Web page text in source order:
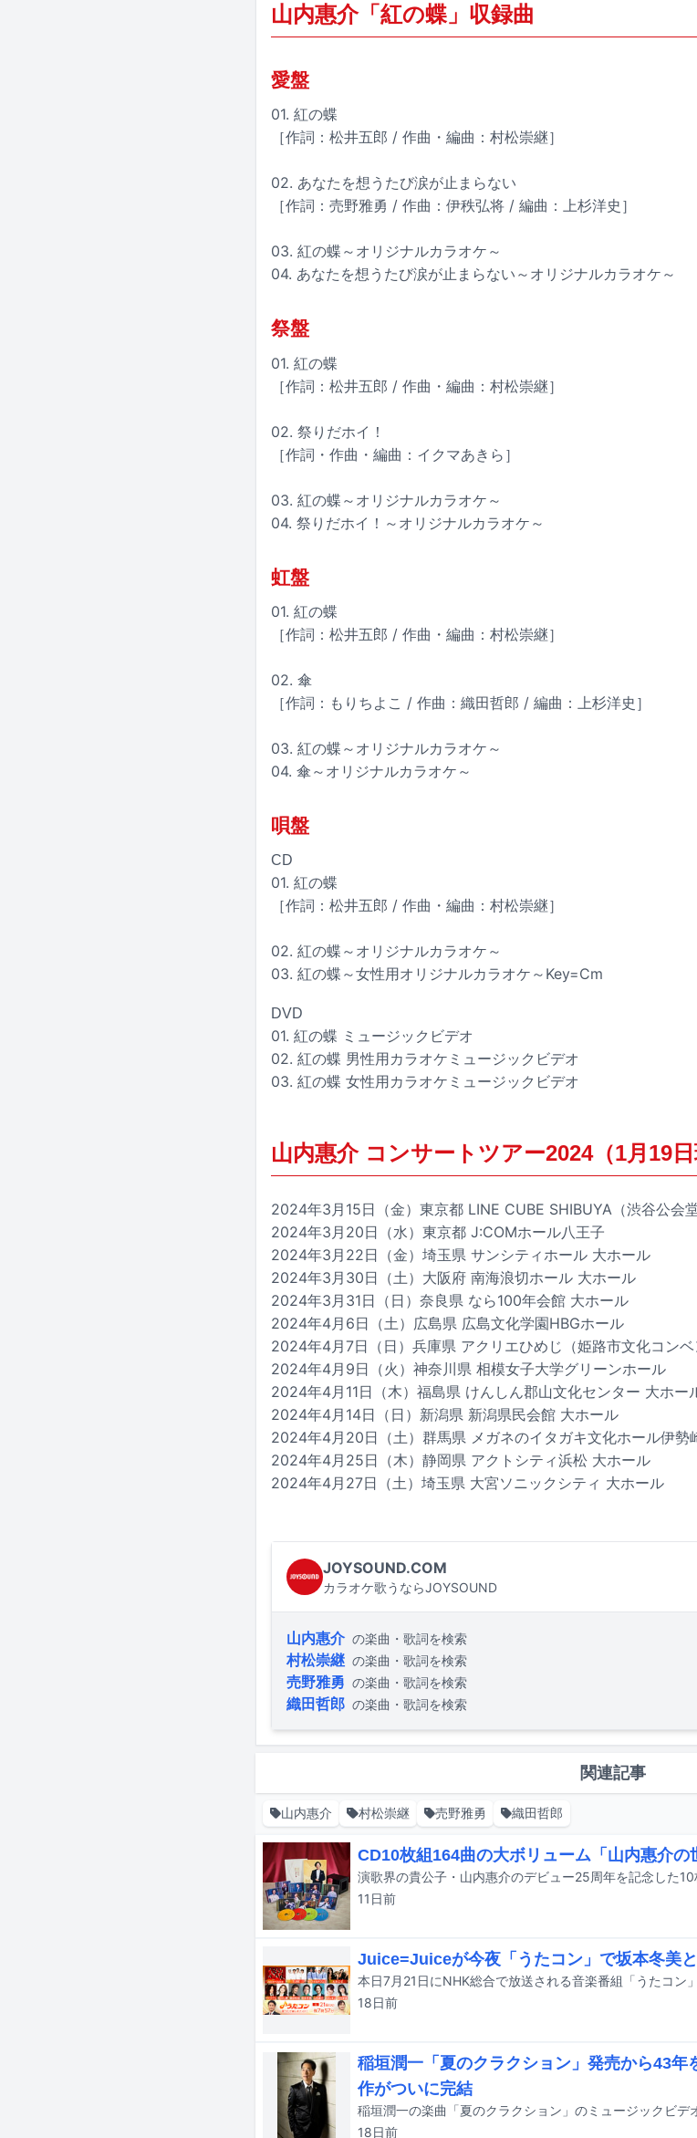
山内惠介「紅の蝶」収録曲
愛盤
01. 紅の蝶
［作詞：松井五郎 / 作曲・編曲：村松崇継］
02. あなたを想うたび涙が止まらない
［作詞：売野雅勇 / 作曲：伊秩弘将 / 編曲：上杉洋史］
03. 紅の蝶～オリジナルカラオケ～
04. あなたを想うたび涙が止まらない～オリジナルカラオケ～
祭盤
01. 紅の蝶
［作詞：松井五郎 / 作曲・編曲：村松崇継］
02. 祭りだホイ！
［作詞・作曲・編曲：イクマあきら］
03. 紅の蝶～オリジナルカラオケ～
04. 祭りだホイ！～オリジナルカラオケ～
虹盤
01. 紅の蝶
［作詞：松井五郎 / 作曲・編曲：村松崇継］
02. 傘
［作詞：もりちよこ / 作曲：織田哲郎 / 編曲：上杉洋史］
03. 紅の蝶～オリジナルカラオケ～
04. 傘～オリジナルカラオケ～
唄盤
CD
01. 紅の蝶
［作詞：松井五郎 / 作曲・編曲：村松崇継］
02. 紅の蝶～オリジナルカラオケ～
03. 紅の蝶～女性用オリジナルカラオケ～Key=Cm
DVD
01. 紅の蝶 ミュージックビデオ
02. 紅の蝶 男性用カラオケミュージックビデオ
03. 紅の蝶 女性用カラオケミュージックビデオ
山内惠介 コンサートツアー2024（1月19日
2024年3月15日（金）東京都 LINE CUBE SHIBUYA（渋谷公会堂
2024年3月20日（水）東京都 J:COMホール八王子
2024年3月22日（金）埼玉県 サンシティホール 大ホール
2024年3月30日（土）大阪府 南海浪切ホール 大ホール
2024年3月31日（日）奈良県 なら100年会館 大ホール
2024年4月6日（土）広島県 広島文化学園HBGホール
2024年4月7日（日）兵庫県 アクリエひめじ（姫路市文化コンベ
2024年4月9日（火）神奈川県 相模女子大学グリーンホール
2024年4月11日（木）福島県 けんしん郡山文化センター 大ホー
2024年4月14日（日）新潟県 新潟県民会館 大ホール
2024年4月20日（土）群馬県 メガネのイタガキ文化ホール伊勢
2024年4月25日（木）静岡県 アクトシティ浜松 大ホール
2024年4月27日（土）埼玉県 大宮ソニックシティ 大ホール
JOYSOUND.COM
カラオケ歌うならJOYSOUND
山内惠介 の楽曲・歌詞を検索
村松崇継 の楽曲・歌詞を検索
売野雅勇 の楽曲・歌詞を検索
織田哲郎 の楽曲・歌詞を検索
関連記事
山内惠介 村松崇継 売野雅勇 織田哲郎
CD10枚組164曲の大ボリューム「山内惠介
11日前
Juice=Juiceが今夜「うたコン」で坂本冬美
18日前
稲垣潤一「夏のクラクション」発売から43年
作がついに完結
稲垣潤一の楽曲「夏のクラクション」のミュージックビデ
18日前